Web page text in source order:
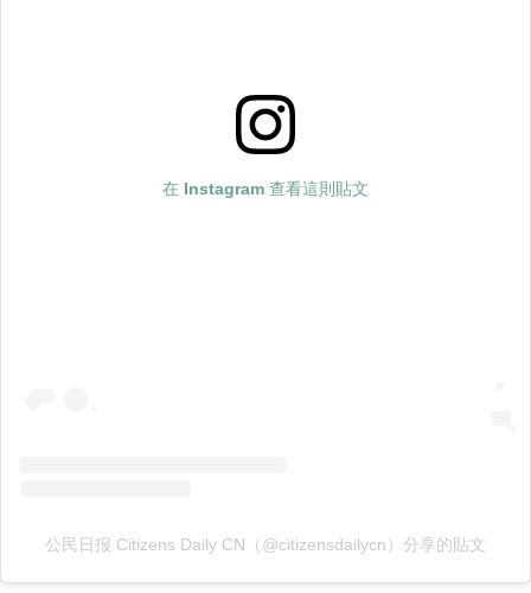
在 Instagram 查看這則貼文
公民日报 Citizens Daily CN（@citizensdailycn）分享的貼文